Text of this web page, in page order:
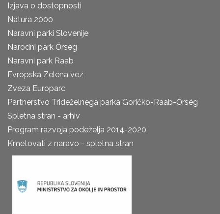
Izjava o dostopnosti
Natura 2000
Naravni parki Slovenije
Narodni park Őrseg
Naravni park Raab
Evropska Zelena vez
Zveza Europarc
Partnerstvo Trideželnega parka Goričko-Raab-Őrség
Spletna stran - arhiv
Program razvoja podeželja 2014-2020
Kmetovati z naravo - spletna stran